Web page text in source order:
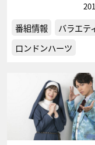
番組情報
バラエテ
ロンドンハーツ